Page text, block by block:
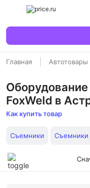
Главная Автотовары
FoxWeld в
Как купить товар
Съемники Съемники